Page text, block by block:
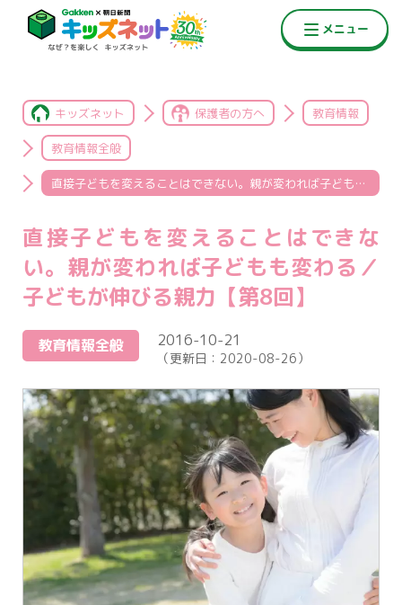
キッズネット 保護者の方へ 教育情報
教育情報全般
直接子どもを変えることはできない。親が変われば子どもも変わる／子どもが伸びる親力【第8回】
直接子どもを変えることはできな
い。親が変われば子どもも変わる／
子どもが伸びる親力【第8回】
教育情報全般 2016-10-21
（更新日： 2020-08-26）